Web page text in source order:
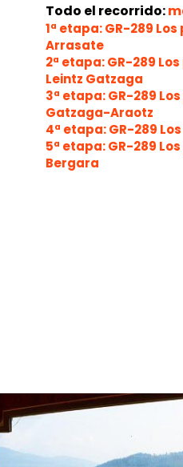
Todo el recorrido:
1ª etapa: GR-289
Arrasate
2ª etapa: GR-289
Leintz Gatzaga
3ª etapa: GR-289
Gatzaga-Araotz
4ª etapa: GR-289
5ª etapa: GR-289
Bergara